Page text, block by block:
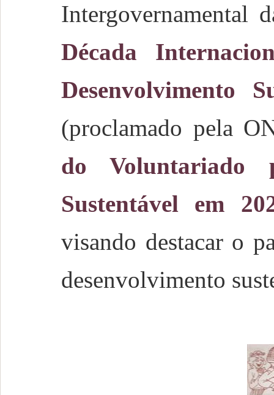
Intergovernamental
Década
Desenvolvimento
(proclamado pela
do Voluntariado
Sustentável em
visando destacar o
desenvolvimento